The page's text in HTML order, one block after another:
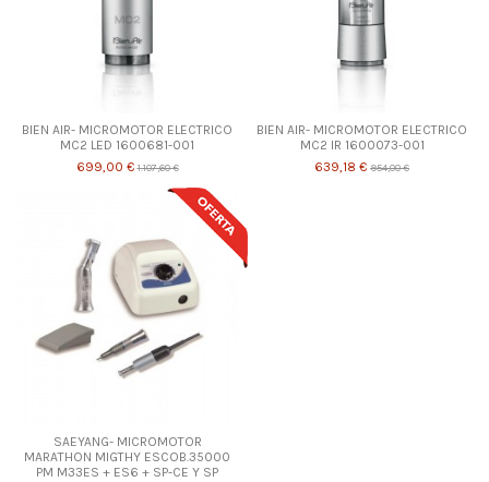
BIEN AIR- MICROMOTOR ELECTRICO
MC2 LED 1600681-001
699,00 €1.107,60 €
BIEN AIR- MICROMOTOR ELECTRICO
MC2 IR 1600073-001
639,18 € 954,00 €
SAEYANG- MICROMOTOR
MARATHON MIGTHY ESCOB.35000
PM M33ES + ES6 + SP-CE Y SP